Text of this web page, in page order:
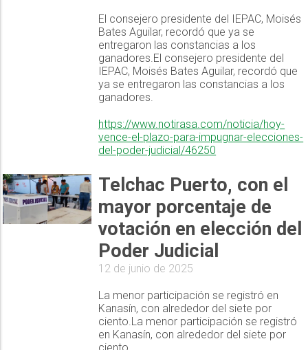
El consejero presidente del IEPAC, Moisés
Bates Aguilar, recordó que ya se
entregaron las constancias a los
ganadores.El consejero presidente del
IEPAC, Moisés Bates Aguilar, recordó que
ya se entregaron las constancias a los
ganadores.
https://www.notirasa.com/noticia/hoy-
vence-el-plazo-para-impugnar-elecciones-
del-poder-judicial/46250
Telchac Puerto, con el
mayor porcentaje de
votación en elección del
Poder Judicial
12 de junio de 2025
La menor participación se registró en
Kanasín, con alrededor del siete por
ciento.La menor participación se registró
en Kanasín, con alrededor del siete por